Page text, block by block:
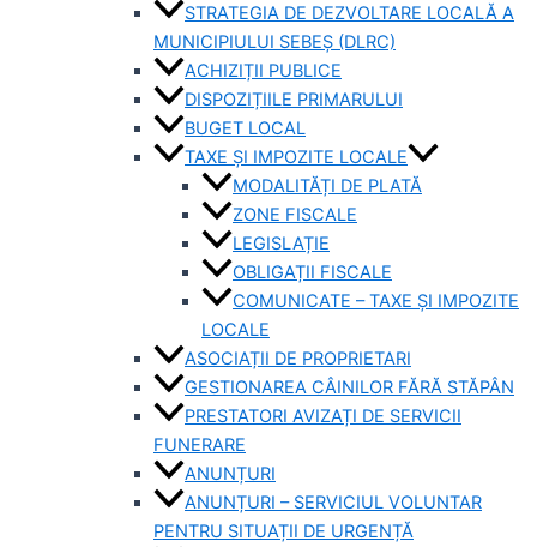
STRATEGIA DE DEZVOLTARE LOCALĂ A
MUNICIPIULUI SEBEȘ (DLRC)
ACHIZIȚII PUBLICE
DISPOZIȚIILE PRIMARULUI
BUGET LOCAL
TAXE ȘI IMPOZITE LOCALE
MODALITĂȚI DE PLATĂ
ZONE FISCALE
LEGISLAȚIE
OBLIGAȚII FISCALE
COMUNICATE – TAXE ȘI IMPOZITE
LOCALE
ASOCIAȚII DE PROPRIETARI
GESTIONAREA CÂINILOR FĂRĂ STĂPÂN
PRESTATORI AVIZAȚI DE SERVICII
FUNERARE
ANUNȚURI
ANUNȚURI – SERVICIUL VOLUNTAR
PENTRU SITUAȚII DE URGENȚĂ